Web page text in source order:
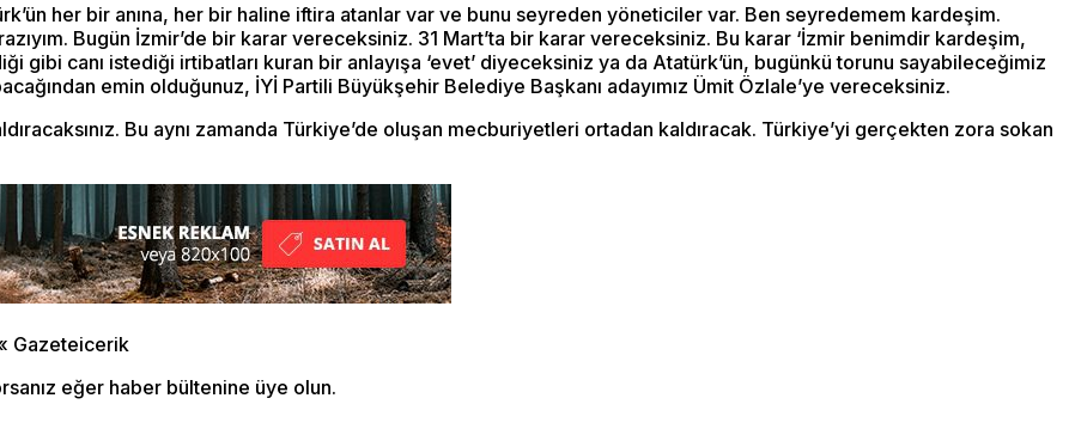
her bir anına, her bir haline iftira atanlar var ve bunu seyreden yöneticiler var. Ben seyredemem kardeşim.
Bugün İzmir’de bir karar vereceksiniz. 31 Mart’ta bir karar vereceksiniz. Bu karar ‘İzmir benimdir kardeşim,
gibi canı istediği irtibatları kuran bir anlayışa ‘evet’ diyeceksiniz ya da Atatürk’ün, bugünkü torunu sayabileceğimiz
emin olduğunuz, İYİ Partili Büyükşehir Belediye Başkanı adayımız Ümit Özlale’ye vereceksiniz.
Bu aynı zamanda Türkiye’de oluşan mecburiyetleri ortadan kaldıracak. Türkiye’yi gerçekten zora sokan
eğer haber bültenine üye olun.